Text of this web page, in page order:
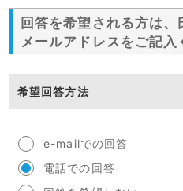
回答を希望される方は、
メールアドレスをご記入
希望回答方法
e-mailでの回答
電話での回答